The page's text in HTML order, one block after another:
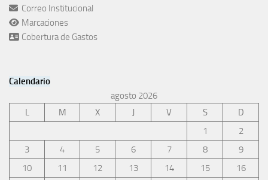
Correo Institucional
Marcaciones
Cobertura de Gastos
Calendario
agosto 2026
L
M X J V S
D
1
2
3
4 5 6 7 8
9
10
11 12 13 14 15
16